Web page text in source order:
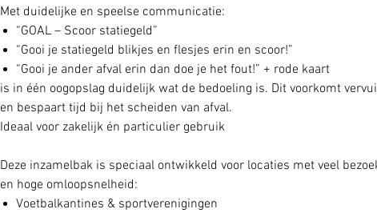
Met duidelijke en speelse communicatie:
“GOAL – Scoor statiegeld”
“Gooi je statiegeld blikjes en flesjes erin en scoor!”
“Gooi je ander afval erin dan doe je het fout!” + rode kaart
is in één oogopslag duidelijk wat de bedoeling is. Dit voorkomt
en bespaart tijd bij het scheiden van afval.
Ideaal voor zakelijk én particulier gebruik
Deze inzamelbak is speciaal ontwikkeld voor locaties met veel
en hoge omloopsnelheid:
Voetbalkantines & sportverenigingen